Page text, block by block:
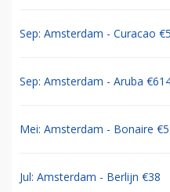
Sep: Amsterdam - Curacao
Sep: Amsterdam - Aruba
Mei: Amsterdam - Bonaire
Jul: Amsterdam - Berlijn €38